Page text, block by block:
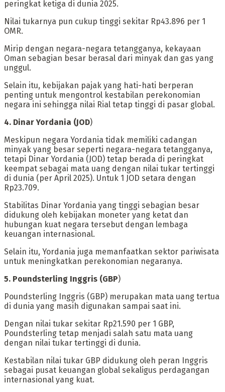
peringkat ketiga di dunia 2025.
Nilai tukarnya pun cukup tinggi sekitar Rp43.896 per 1
OMR.
‎Mirip dengan negara-negara tetangganya, kekayaan
Oman sebagian besar berasal dari minyak dan gas yang
unggul.
Selain itu, kebijakan pajak yang hati-hati berperan
penting untuk mengontrol kestabilan perekonomian
negara ini sehingga nilai Rial tetap tinggi di pasar global.
‎4. Dinar Yordania (JOD)
‎Meskipun negara Yordania tidak memiliki cadangan
minyak yang besar seperti negara-negara tetangganya,
tetapi Dinar Yordania (JOD) tetap berada di peringkat
keempat sebagai mata uang dengan nilai tukar tertinggi
di dunia (per April 2025). Untuk 1 JOD setara dengan
Rp23.709.
‎Stabilitas Dinar Yordania yang tinggi sebagian besar
didukung oleh kebijakan moneter yang ketat dan
hubungan kuat negara tersebut dengan lembaga
keuangan internasional.
Selain itu, Yordania juga memanfaatkan sektor pariwisata
untuk meningkatkan perekonomian negaranya.
‎5. Poundsterling Inggris (GBP)
‎Poundsterling Inggris (GBP) merupakan mata uang tertua
di dunia yang masih digunakan sampai saat ini.
Dengan nilai tukar sekitar Rp21.590 per 1 GBP,
Poundsterling tetap menjadi salah satu mata uang
dengan nilai tukar tertinggi di dunia.
‎Kestabilan nilai tukar GBP didukung oleh peran Inggris
sebagai pusat keuangan global sekaligus perdagangan
internasional yang kuat.